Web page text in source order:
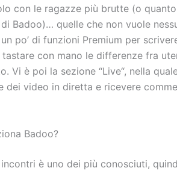
con le ragazze più brutte (o
di Badoo)… quelle che non vuole
po’ di funzioni Premium per
tastare con mano le differenze fra
Vi è poi la sezione “Live“, nella
dei video in diretta e ricevere
Badoo?
è uno dei più conosciuti,